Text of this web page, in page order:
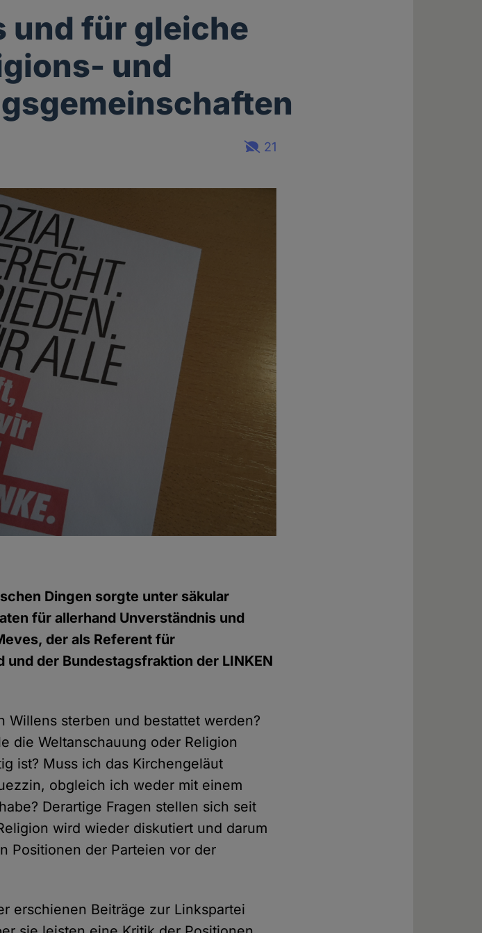
und für gleiche
und
21
Dingen sorgte unter säkular
für allerhand Unverständnis und
der als Referent für
der Bundestagsfraktion der LINKEN
Willens sterben und bestattet werden?
die Weltanschauung oder Religion
ist? Muss ich das Kirchengeläut
obgleich ich weder mit einem
Derartige Fragen stellen sich seit
wird wieder diskutiert und darum
Positionen der Parteien vor der
erschienen Beiträge zur Linkspartei